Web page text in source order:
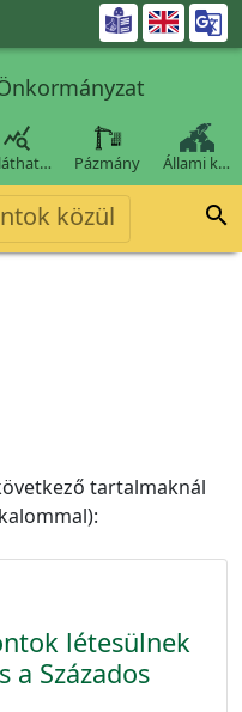


Pázmány Állami k…
közül 
tartalmaknál
létesülnek
a Százados